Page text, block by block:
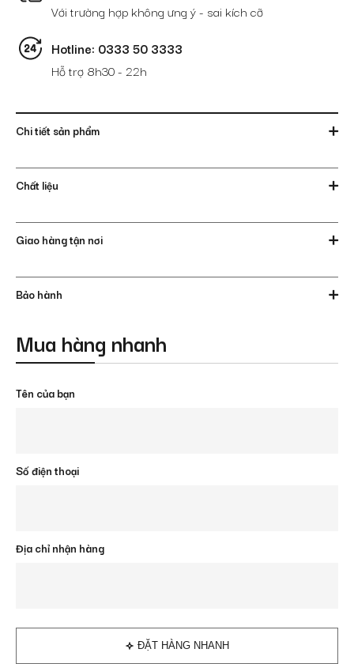
Với trường hợp không ưng ý - sai kích cỡ
Hotline: 0333 50 3333
Hỗ trợ 8h30 - 22h
Chi tiết sản phẩm
Chất liệu
Giao hàng tận nơi
Bảo hành
Mua hàng nhanh
Tên của bạn
Số điện thoại
Địa chỉ nhận hàng
ĐẶT HÀNG NHANH